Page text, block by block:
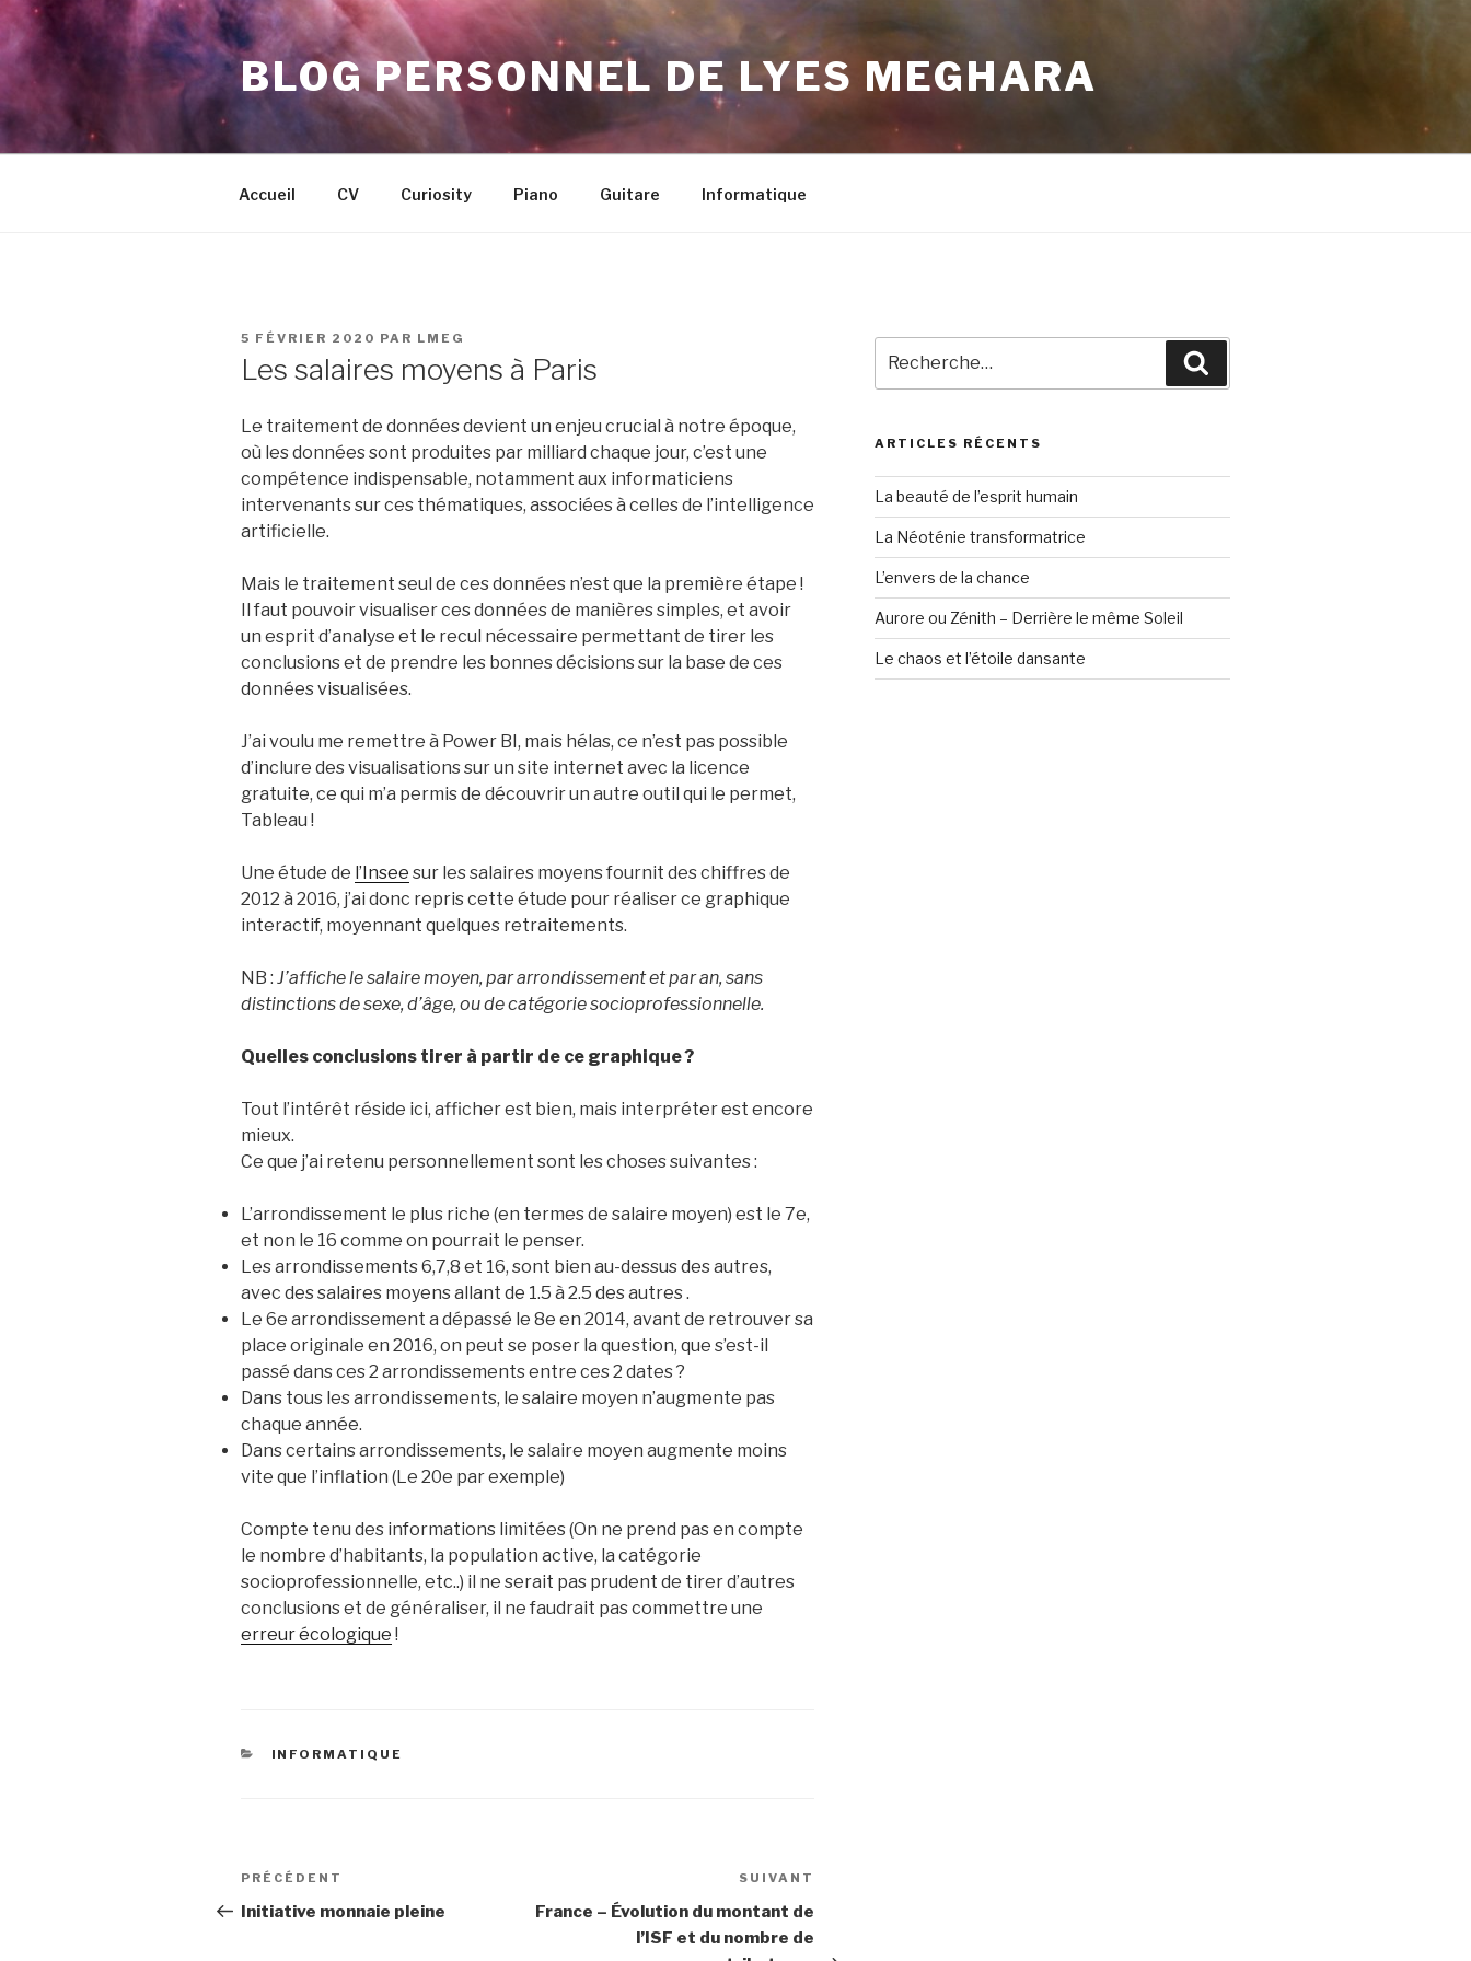
Aller
au
BLOG PERSONNEL DE LYES MEGHARA
Accueil CV Curiosity Piano Guitare Informatique
PUBLIÉ
5 FÉVRIER 2020 PAR LMEG
Les salaires moyens à Paris
Le traitement de données devient un enjeu crucial à notre époque,
où les données sont produites par milliard chaque jour, c’est une
compétence indispensable, notamment aux informaticiens
intervenants sur ces thématiques, associées à celles de l’intelligence
artificielle.
Mais le traitement seul de ces données n’est que la première étape !
Il faut pouvoir visualiser ces données de manières simples, et avoir
un esprit d’analyse et le recul nécessaire permettant de tirer les
conclusions et de prendre les bonnes décisions sur la base de ces
données visualisées.
J’ai voulu me remettre à Power BI, mais hélas, ce n’est pas possible
d’inclure des visualisations sur un site internet avec la licence
gratuite, ce qui m’a permis de découvrir un autre outil qui le permet,
Tableau !
Une étude de l’Insee sur les salaires moyens fournit des chiffres de
2012 à 2016, j’ai donc repris cette étude pour réaliser ce graphique
interactif, moyennant quelques retraitements.
NB : J’affiche le salaire moyen, par arrondissement et par an, sans
distinctions de sexe, d’âge, ou de catégorie socioprofessionnelle.
Quelles conclusions tirer à partir de ce graphique ?
Tout l’intérêt réside ici, afficher est bien, mais interpréter est encore
mieux.
Ce que j’ai retenu personnellement sont les choses suivantes :
L’arrondissement le plus riche (en termes de salaire moyen) est le 7e,
et non le 16 comme on pourrait le penser.
Les arrondissements 6,7,8 et 16, sont bien au-dessus des autres,
avec des salaires moyens allant de 1.5 à 2.5 des autres .
Le 6e arrondissement a dépassé le 8e en 2014, avant de retrouver sa
place originale en 2016, on peut se poser la question, que s’est-il
passé dans ces 2 arrondissements entre ces 2 dates ?
Dans tous les arrondissements, le salaire moyen n’augmente pas
chaque année.
Dans certains arrondissements, le salaire moyen augmente moins
vite que l’inflation (Le 20e par exemple)
Compte tenu des informations limitées (On ne prend pas en compte
le nombre d’habitants, la population active, la catégorie
socioprofessionnelle, etc..) il ne serait pas prudent de tirer d’autres
conclusions et de généraliser, il ne faudrait pas commettre une
erreur écologique !
CATÉGORIES
INFORMATIQUE
Navigation
de
Article
précédent
PRÉCÉDENT
Initiative monnaie pleine
SUIVANT
France – Évolution du montant de
l’ISF et du nombre de
pour
:
ARTICLES RÉCENTS
La beauté de l’esprit humain
La Néoténie transformatrice
L’envers de la chance
Aurore ou Zénith – Derrière le même Soleil
Le chaos et l’étoile dansante